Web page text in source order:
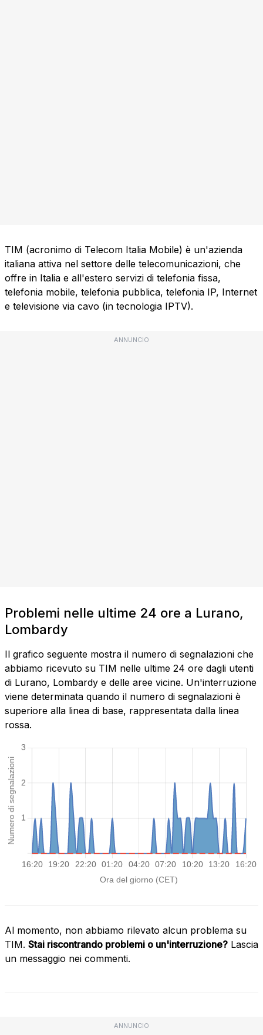
TIM (acronimo di Telecom Italia Mobile) è un'azienda
italiana attiva nel settore delle telecomunicazioni, che
offre in Italia e all'estero servizi di telefonia fissa,
telefonia mobile, telefonia pubblica, telefonia IP, Internet
e televisione via cavo (in tecnologia IPTV).
ANNUNCIO
Problemi nelle ultime 24 ore a Lurano,
Lombardy
Il grafico seguente mostra il numero di segnalazioni che
abbiamo ricevuto su TIM nelle ultime 24 ore dagli utenti
di Lurano, Lombardy e delle aree vicine. Un'interruzione
viene determinata quando il numero di segnalazioni è
superiore alla linea di base, rappresentata dalla linea
rossa.
Al momento, non abbiamo rilevato alcun problema su
TIM. Stai riscontrando problemi o un'interruzione? Lascia
un messaggio nei commenti.
ANNUNCIO